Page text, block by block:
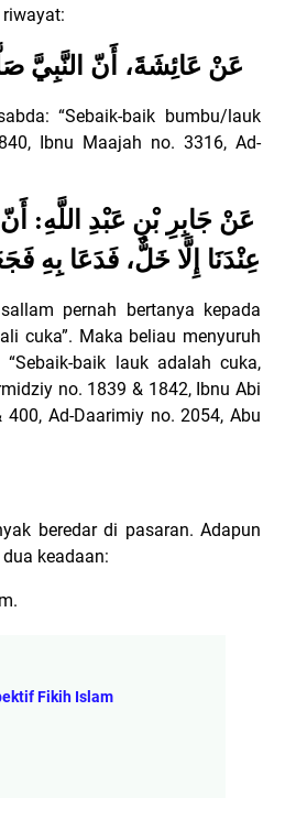
عَنْ عَائِشَةَ، أَنّ النَّبِيَّ
“Sebaik-baik bumbu/lauk
Ibnu Maajah no. 3316, Ad-
عَنْ جَابِرِ بْنِ عَبْدِ اللَّهِ:
عِنْدَنَا إِلَّا خَلٌّ، فَدَعَا بِهِ
pernah bertanya kepada
cuka”. Maka beliau menyuruh
baik lauk adalah cuka,
no. 1839 & 1842, Ibnu Abi
Ad-Daarimiy no. 2054, Abu
beredar di pasaran. Adapun
keadaan:
Fikih Islam